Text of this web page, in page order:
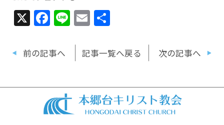
X Facebook
LineEmail
共
前の記事へ 記事一覧へ戻る 次の記事へ